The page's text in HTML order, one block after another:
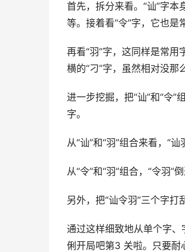
首先，拆分来看。“讪”字本
等。接着看“令”字，它也是
再看“羽”字，这同样是常用
横的“刁”字，虽然相对没那
进一步挖掘，把“讪”和“令”
字。
从“讪”和“羽”组合来看，“
从“令”和“羽”组合，“令羽”
另外，把“讪令羽”三个字打
通过这样细致地从单个字
俐开局吧第3 关啦。只要耐